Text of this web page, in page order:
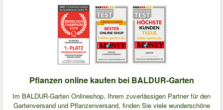
Pflanzen online kaufen bei BALDUR-Garten
Im BALDUR-Garten Onlineshop, Ihrem zuverlässigen Partner für den
Gartenversand und Pflanzenversand, finden Sie viele wunderschöne